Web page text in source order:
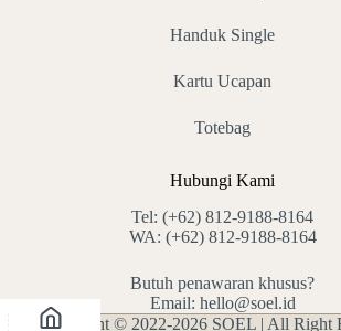
Handuk Single
Kartu Ucapan
Totebag
Hubungi Kami
Tel:(+62) 812-9188-8164
WA: (+62) 812-9188-8164
Butuh penawaran khusus?
Email: hello@soel.id
Copyright © 2022-2026 SOEL | All Right